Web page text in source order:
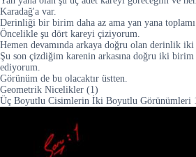
Karadağ'a var.
Derinliği bir birim daha az ama yan yana
Öncelikle şu dört kareyi çiziyorum.
Hemen devamında arkaya doğru olan derinlik
Şu son çizdiğim karenin arkasına doğru iki birim
ediyorum.
Görünüm de bu olacaktır üstten.
Geometrik Nicelikler (1)
Üç Boyutlu Cisimlerin İki Boyutlu Görünümleri